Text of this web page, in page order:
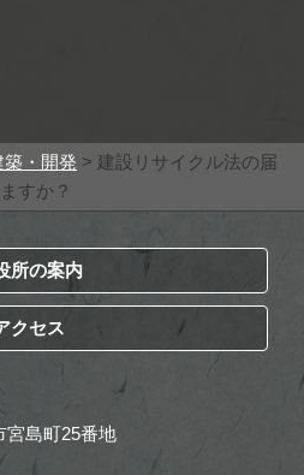
築・開発 > 建設リサイクル法の届
すか？
所の案内
クセス
宮島町25番地